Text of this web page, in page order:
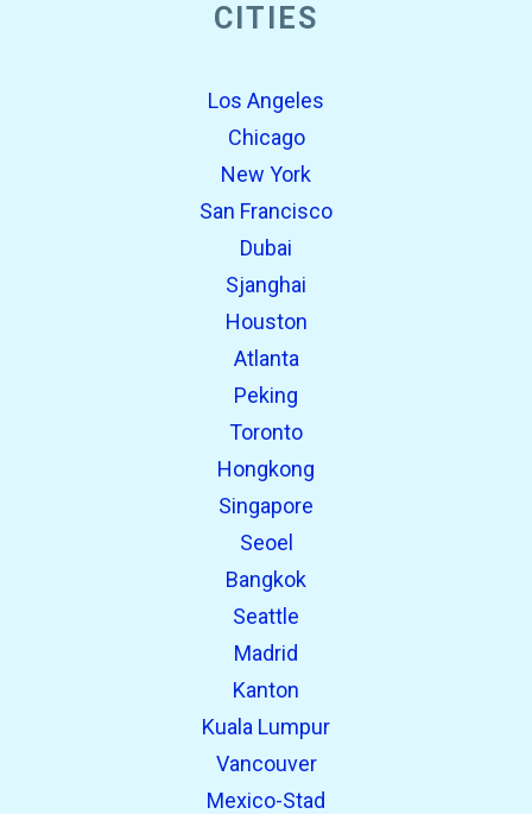
CITIES
Los Angeles
Chicago
New York
San Francisco
Dubai
Sjanghai
Houston
Atlanta
Peking
Toronto
Hongkong
Singapore
Seoel
Bangkok
Seattle
Madrid
Kanton
Kuala Lumpur
Vancouver
Mexico-Stad